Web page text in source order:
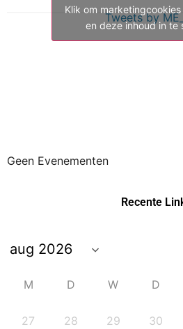
Tweets by
Klik om
en deze inhoud in te
Geen Evenementen
Recente
M D W D
27 28 29 30